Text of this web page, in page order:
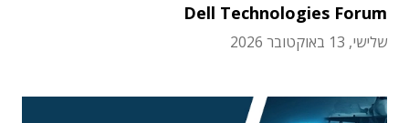
Dell Technologies Forum
שלישי, 13 באוקטובר 2026